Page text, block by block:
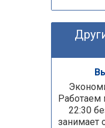
Работаем
22:30
занимает